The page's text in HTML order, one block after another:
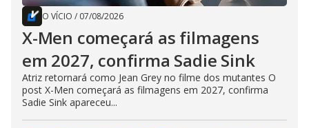
O VÍCIO / 07/08/2026
X-Men começará as filmagens
em 2027, confirma Sadie Sink
Atriz retornará como Jean Grey no filme dos mutantes O
post X-Men começará as filmagens em 2027, confirma
Sadie Sink apareceu...